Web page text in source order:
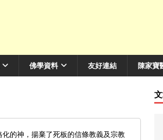
佛學資料 友好連結 陳家寶
的神，揚棄了死板的信條教義及宗教